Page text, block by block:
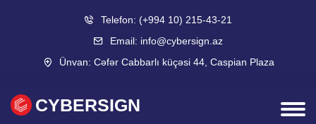
Telefon: (+994 10) 215-43-21
Email: info@cybersign.az
Ünvan: Cəfər Cabbarlı küçəsi 44, Caspian Plaza
CYBERSIGN